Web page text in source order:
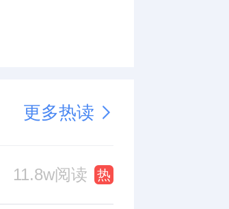
更多热读
11.8w阅读 热